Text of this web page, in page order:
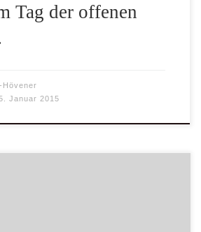
Tag der offenen
Hövener
Januar 2015